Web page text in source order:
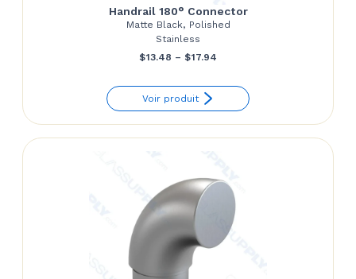
Handrail 180° Connector
Matte Black, Polished
Stainless
$13.48 – $17.94
$13.48
through
Voir produit